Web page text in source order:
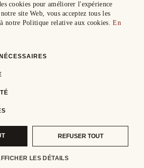
cookies pour améliorer l'expérience
site Web, vous acceptez tous les
notre Politique relative aux cookies.En
REFUSER TOUT
LES DÉTAILS